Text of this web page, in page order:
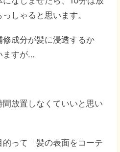
しゃると思います。
成分が髪に浸透するか
ますが…
放置しなくていいと思い
って「髪の表面をコーテ